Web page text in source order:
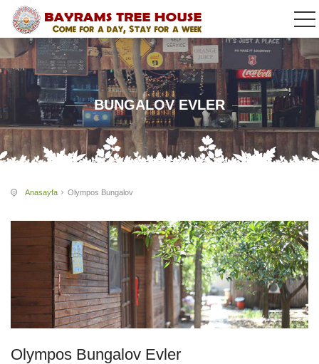
BUNGALOV EVLER
Anasayfa Olympos Bungalov
Olympos Bungalov Evler